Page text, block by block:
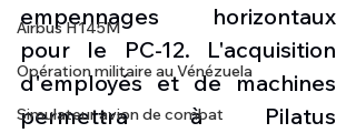
Airbus H145M
Opération militaire au Vénézuela
Simulateur avion de combat
empennages horizontaux
pour le PC-12. L'acquisition
d'employés et de machines
permettra à Pilatus